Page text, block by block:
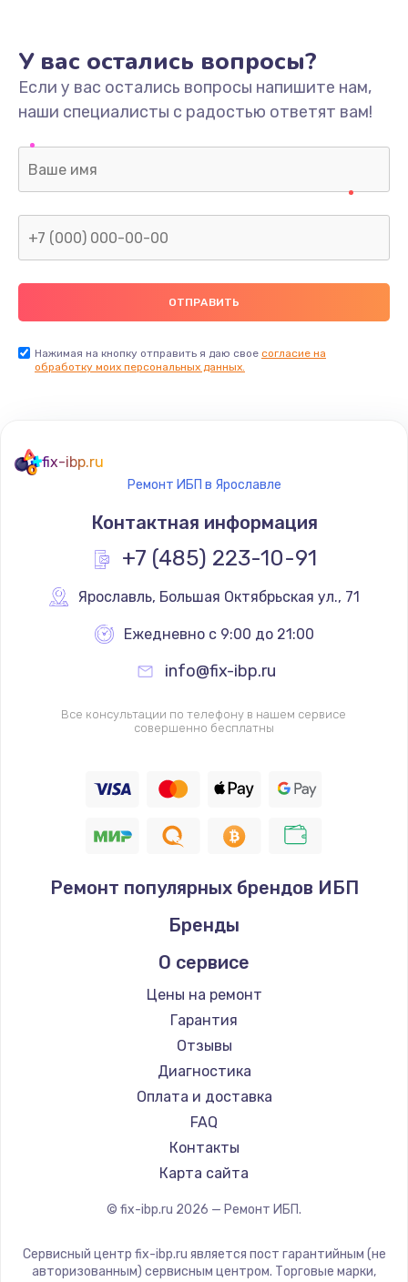
У вас остались вопросы?
Если у вас остались вопросы напишите нам,
наши специалисты с радостью ответят вам!
Нажимая на кнопку отправить я даю свое согласие на
обработку моих персональных данных.
fix-ibp.ru
Ремонт ИБП в Ярославле
Контактная информация
+7 (485) 223-10-91
Ярославль, Большая Октябрьская ул., 71
Ежедневно с 9:00 до 21:00
info@fix-ibp.ru
Все консультации по телефону в нашем сервисе
совершенно бесплатны
Ремонт популярных брендов ИБП
Бренды
О сервисе
Цены на ремонт
Гарантия
Отзывы
Диагностика
Оплата и доставка
FAQ
Контакты
Карта сайта
© fix-ibp.ru 2026 — Ремонт ИБП.
Сервисный центр fix-ibp.ru является пост гарантийным (не
авторизованным) сервисным центром. Торговые марки,